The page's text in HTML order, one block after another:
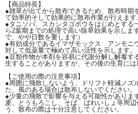
【商品特長】
●雑草が出てから散布できるため、散布時期
て効率的そして効果的に散布作業が行えます
●タニソバ、スカシタゴボウをはじめとする
ら2葉期までの処理で高い除草効果を示しま
で、やや日数を要します）
●有効成分であるイマザモックス アンモニ
対して低薬量で極めて高い活性を示します。
●豆類作物が本剤を容易に代謝分解し解毒す
生することがありますが、その後の生育には
【ご使用の際の注意事項】
●周囲に飛散しないよう、ドリフト軽減ノズ
た、風のある場合は散布しないでください。
●少量の飛散で影響を与える可能性がありま
麦、とうもろこし、そば、ばれいしょ等周
う、散布の際は十分注意してください。